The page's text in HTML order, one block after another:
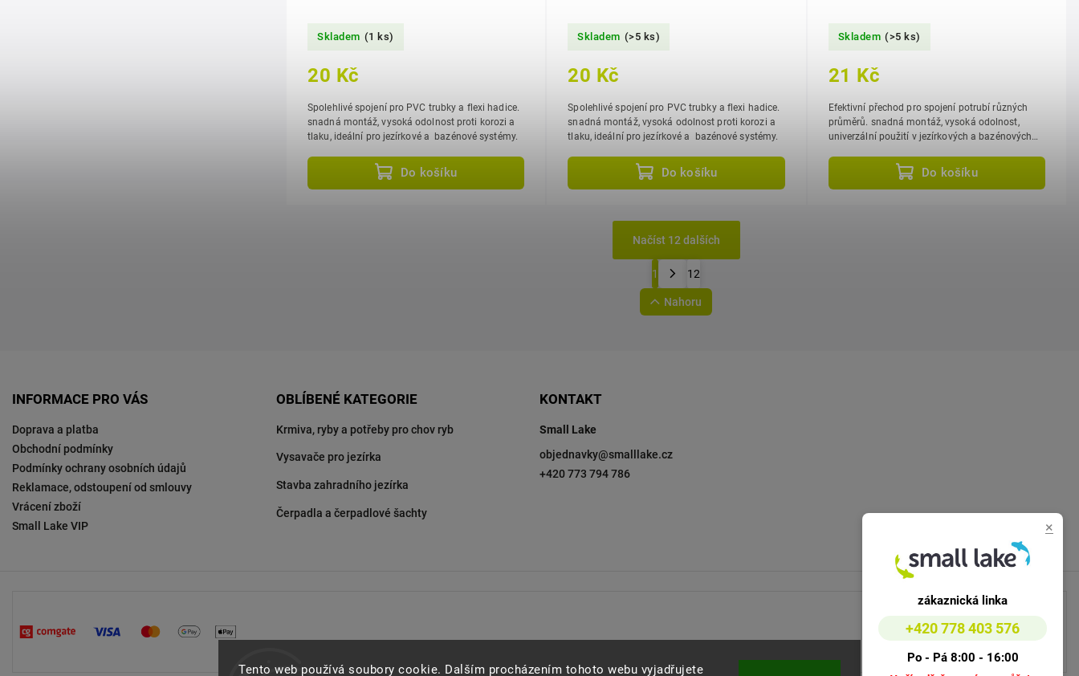
Tento web používá soubory cookie. Dalším procházením tohoto webu vyjadřujete
Skladem (1 ks)
20 Kč
Do košíku
Spolehlivé spojení pro PVC trubky a flexi hadice.
snadná montáž, vysoká odolnost proti korozi a
tlaku, ideální pro jezírkové a bazénové systémy.
Skladem (>5 ks)
20 Kč
Do košíku
Spolehlivé spojení pro PVC trubky a flexi hadice.
snadná montáž, vysoká odolnost proti korozi a
tlaku, ideální pro jezírkové a bazénové systémy.
Skladem (>5 ks)
21 Kč
Do košíku
Efektivní přechod pro spojení potrubí různých
průměrů. snadná montáž, vysoká odolnost,
univerzální použití v jezírkových a bazénových
Načíst 12 dalších
1 12
Nahoru
INFORMACE PRO VÁS
Doprava a platba
Obchodní podmínky
Podmínky ochrany osobních údajů
Reklamace, odstoupení od smlouvy
Vrácení zboží
Small Lake VIP
OBLÍBENÉ KATEGORIE
Krmiva, ryby a potřeby pro chov ryb
Vysavače pro jezírka
Stavba zahradního jezírka
Čerpadla a čerpadlové šachty
KONTAKT
Small Lake
objednavky@smalllake.cz
+420 773 794 786
×
zákaznická linka
+420 778 403 576
Po - Pá 8:00 - 16:00